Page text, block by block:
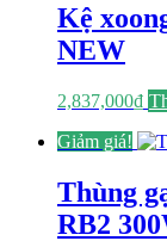
Kệ
NEW
2,837,000₫
Giảm giá!
Thùng
RB2